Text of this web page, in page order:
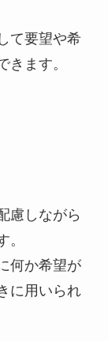
て要望や希
きます。
慮しながら
。
何か希望が
に用いられ